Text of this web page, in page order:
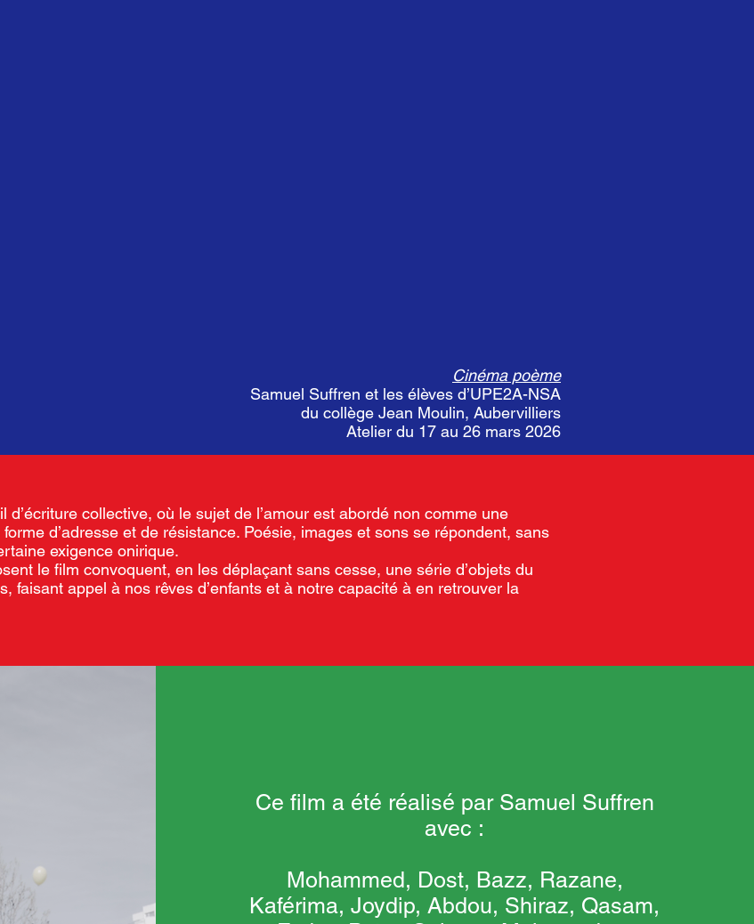
Cinéma poème
Samuel Suffren et les élèves d’UPE2A-NSA
du collège Jean Moulin, Aubervilliers
Atelier du 17 au 26 mars 2026
d’écriture collective, où le sujet de l’amour est abordé non comme une
d’adresse et de résistance. Poésie, images et sons se répondent, sans
exigence onirique.
le film convoquent, en les déplaçant sans cesse, une série d’objets du
faisant appel à nos rêves d’enfants et à notre capacité à en retrouver la
Ce film a été réalisé par Samuel Suffren
avec :
Mohammed, Dost, Bazz, Razane,
Kaférima, Joydip, Abdou, Shiraz, Qasam,